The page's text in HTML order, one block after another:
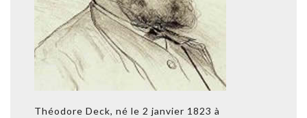
Théodore Deck, né le 2 janvier 1823 à